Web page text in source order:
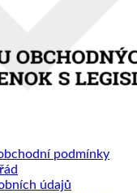
podmínky
údajů